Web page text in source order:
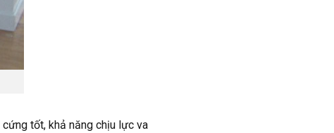
tốt, khả năng chịu lực va